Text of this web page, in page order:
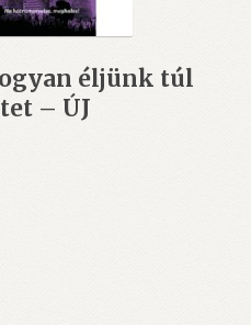
éljünk túl
– ÚJ